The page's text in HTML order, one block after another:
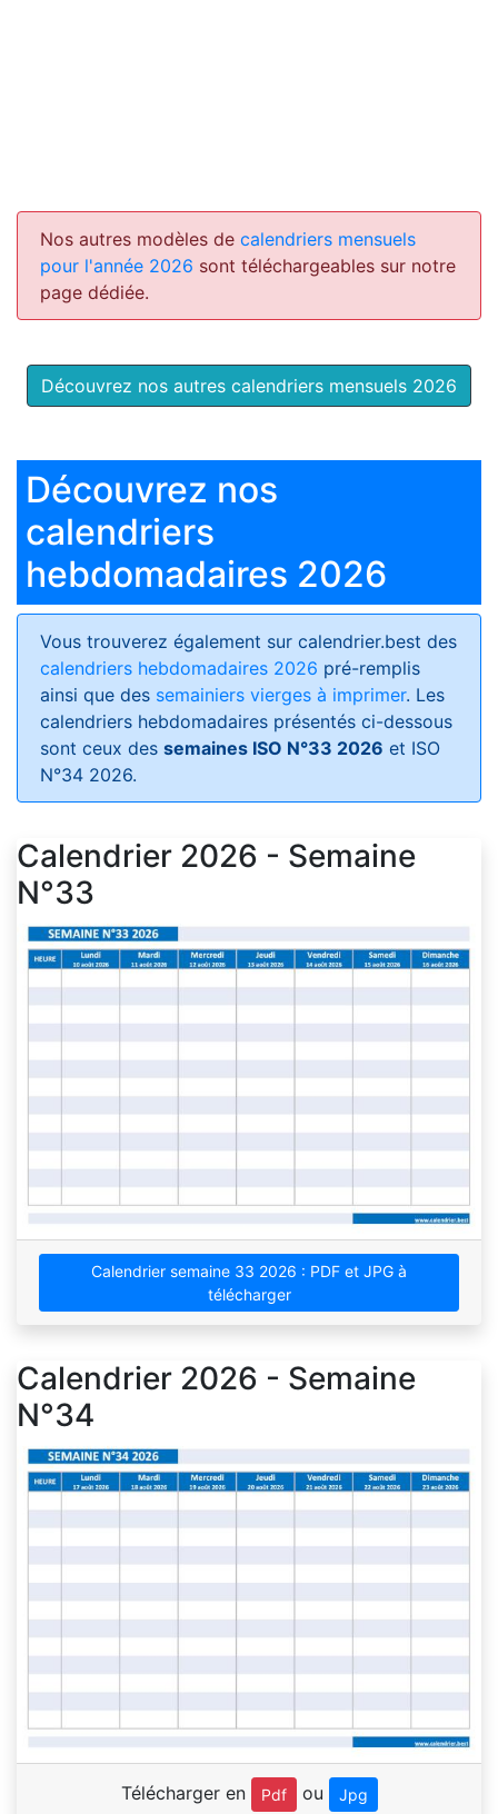
Nos autres modèles de calendriers mensuels
pour l'année 2026 sont téléchargeables sur notre
page dédiée.
Découvrez nos autres calendriers mensuels 2026
Découvrez nos
calendriers
hebdomadaires 2026
Vous trouverez également sur calendrier.best des
calendriers hebdomadaires 2026 pré-remplis
ainsi que des semainiers vierges à imprimer. Les
calendriers hebdomadaires présentés ci-dessous
sont ceux des semaines ISO N°33 2026 et ISO
N°34 2026.
Calendrier 2026 - Semaine
N°33
Calendrier semaine 33 2026 : PDF et JPG à
télécharger
Calendrier 2026 - Semaine
N°34
Télécharger en Pdf ou Jpg